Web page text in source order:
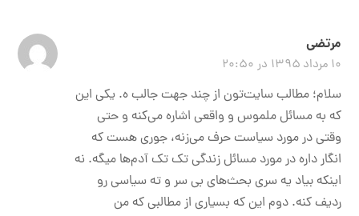
مرتضی
۱۰ مرداد ۱۳۹۵ در ۲۰:۵۰
سلام؛ مطالب‌ سایت‌تون از چند جهت جالب ه. یکی این
که به مسائل ملموس و واقعی اشاره می‌کنه و حتی
وقتی در مورد سیاست حرف می‌زنه، جوری هست که
انگار داره در مورد مسائل زندگی تک تک آدم‌ها میگه. نه
اینکه بیاد یه سری بحث‌های بی سر و ته سیاسی رو
ردیف کنه. دوم این که بسیاری از مطالبی که من